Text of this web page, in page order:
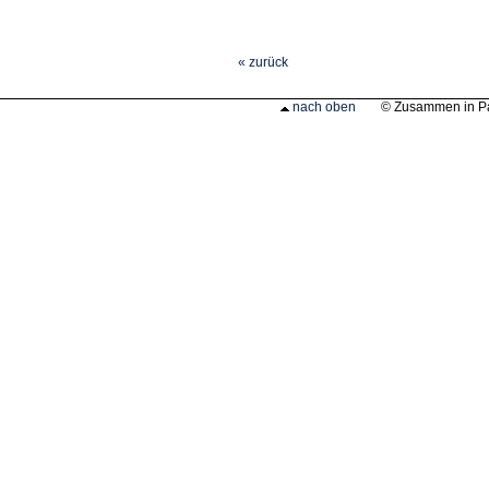
« zurück
nach oben © Zusammen in